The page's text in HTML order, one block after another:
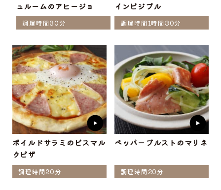
ュルームのアヒージョ
調理時間30分
インビジブル
調理時間1時間30分
ボイルドサラミのビスマル
クピザ
調理時間20分
ペッパーブルストのマリネ
調理時間20分